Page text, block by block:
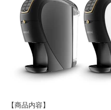
【商品内容】